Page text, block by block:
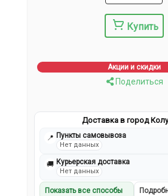
Купить
Акции и скидки
Поделиться
Доставка в город
📍 Пункты самовывоза
Нет данных
🚚 Курьерская доставка
Нет данных
Показать все способы